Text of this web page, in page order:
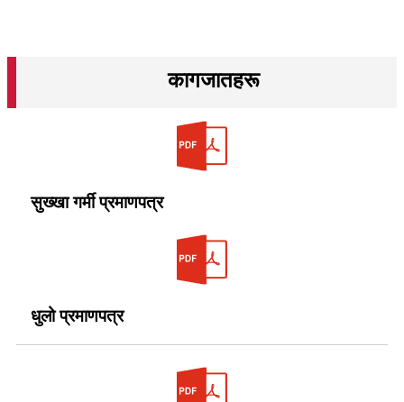
कागजातहरू
सुख्खा गर्मी प्रमाणपत्र
धुलो प्रमाणपत्र